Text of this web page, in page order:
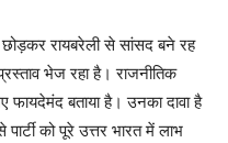
छोड़कर रायबरेली से सांसद बने रह
भेज रहा है। राजनीतिक
बताया है। उनका दावा है
को पूरे उत्तर भारत में लाभ